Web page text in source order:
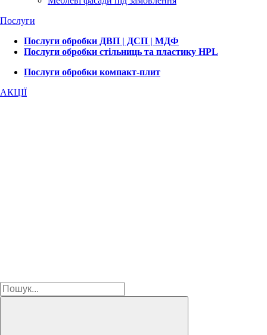
Послуги
Послуги обробки ДВП | ДСП | МДФ
Послуги обробки стільниць та пластику HPL
Послуги обробки компакт-плит
АКЦІЇ